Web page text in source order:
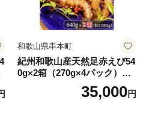
和歌山県串本町
紀州和歌山産天然足赤えび54
0g×2箱（270g×4パック）化
粧箱入 ※2026年12月上旬〜2
027年2月上旬頃順次発送予定
35,000円